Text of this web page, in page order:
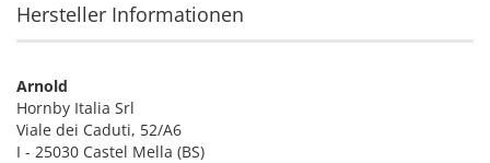
Hersteller Informationen
Arnold
Hornby Italia Srl
Viale dei Caduti, 52/A6
I - 25030 Castel Mella (BS)